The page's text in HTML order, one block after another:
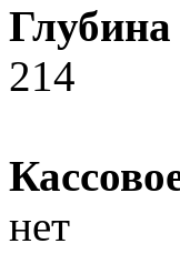
214
нет